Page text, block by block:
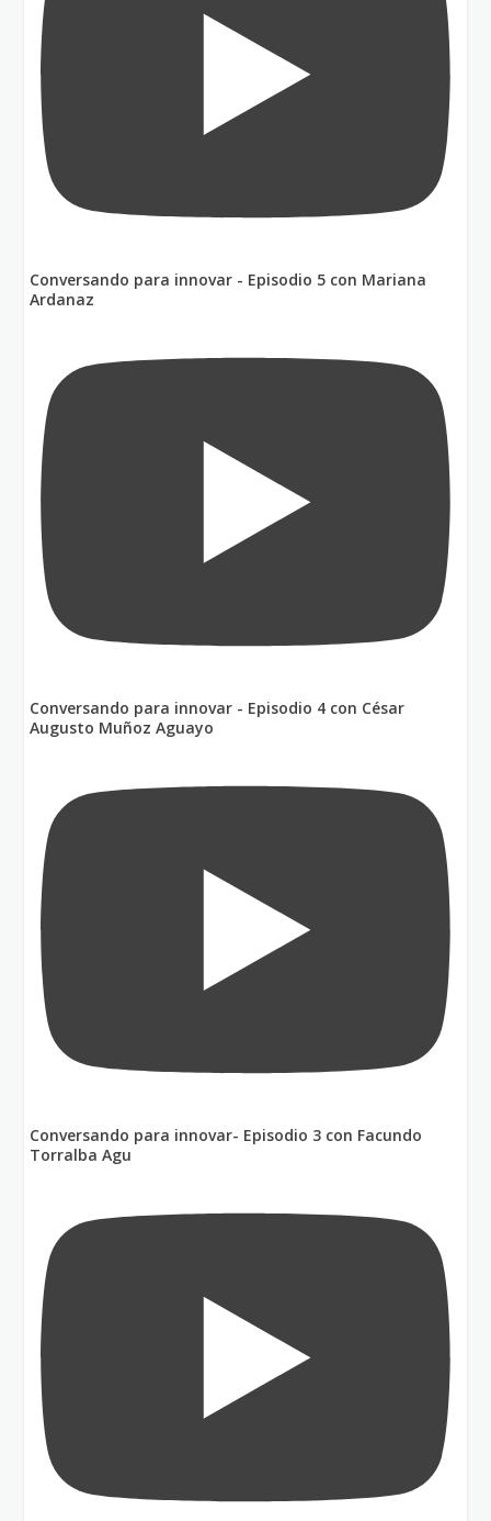
Conversando para innovar - Episodio 5 con Mariana
Ardanaz
Conversando para innovar - Episodio 4 con César
Augusto Muñoz Aguayo
Conversando para innovar- Episodio 3 con Facundo
Torralba Agu